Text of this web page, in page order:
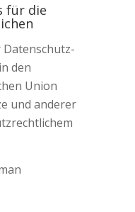
für die
den
Union
und anderer